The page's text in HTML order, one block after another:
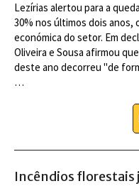
Lezírias alertou para a
30% nos últimos dois anos,
económica do setor. Em
Oliveira e Sousa afirmou
deste ano decorreu "de
…
Incêndios florestais